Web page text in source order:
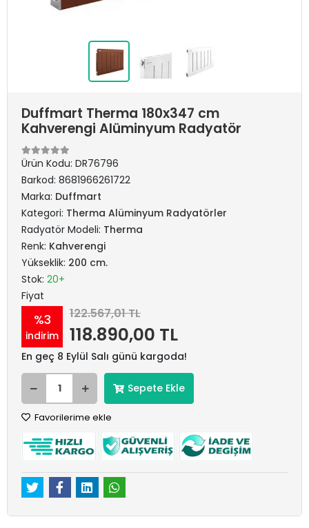
Duffmart Therma 180x347 cm
Kahverengi Alüminyum Radyatör
Ürün Kodu: DR76796
Barkod: 8681966261722
Marka: Duffmart
Kategori: Therma Alüminyum Radyatörler
Radyatör Modeli: Therma
Renk: Kahverengi
Yükseklik: 200 cm.
Stok: 20+
Fiyat
%3
indirim
122.567,01 TL
118.890,00 TL
En geç 8 Eylül Salı günü kargoda!
Sepete Ekle
Favorilerime ekle